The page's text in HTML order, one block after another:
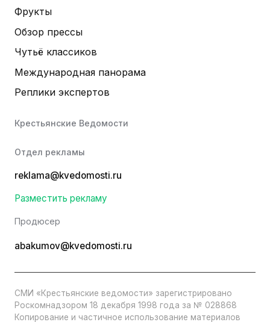
Фрукты
Обзор прессы
Чутьё классиков
Международная панорама
Реплики экспертов
Крестьянские Ведомости
Отдел рекламы
reklama@kvedomosti.ru
Разместить рекламу
Продюсер
abakumov@kvedomosti.ru
СМИ «Крестьянские ведомости» зарегистрировано
Роскомнадзором 18 декабря 1998 года за № 028868
Копирование и частичное использование материалов